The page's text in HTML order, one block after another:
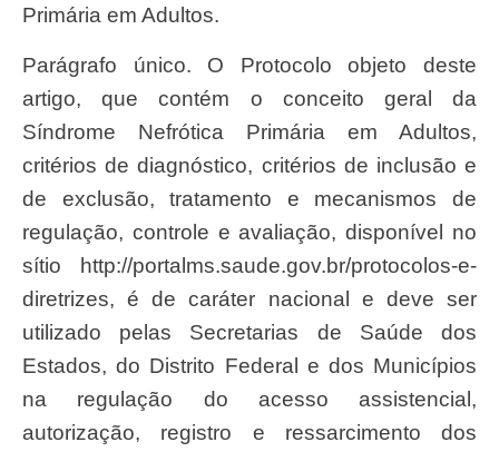
Primária em Adultos.
Parágrafo único. O Protocolo objeto deste
artigo, que contém o conceito geral da
Síndrome Nefrótica Primária em Adultos,
critérios de diagnóstico, critérios de inclusão e
de exclusão, tratamento e mecanismos de
regulação, controle e avaliação, disponível no
sítio http://portalms.saude.gov.br/protocolos-e-
diretrizes, é de caráter nacional e deve ser
utilizado pelas Secretarias de Saúde dos
Estados, do Distrito Federal e dos Municípios
na regulação do acesso assistencial,
autorização, registro e ressarcimento dos